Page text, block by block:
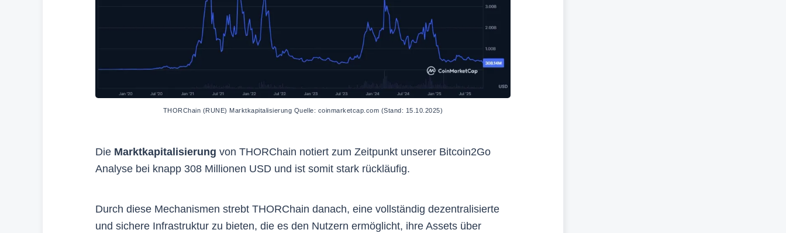
THORChain (RUNE) Marktkapitalisierung Quelle: coinmarketcap.com (Stand: 15.10.2025)
Die Marktkapitalisierung von THORChain notiert zum Zeitpunkt unserer Bitcoin2Go
Analyse bei knapp 308 Millionen USD und ist somit stark rückläufig.
Durch diese Mechanismen strebt THORChain danach, eine vollständig dezentralisierte
und sichere Infrastruktur zu bieten, die es den Nutzern ermöglicht, ihre Assets über